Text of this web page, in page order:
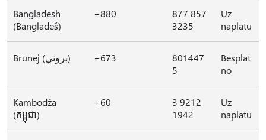
Bangladesh
(Bangladeš)
+880
877 857
3235
Uz
naplatu
Brunej (بروني) +673
801447
5
Besplat
no
Kambodža
(កម្ពុជា)
+60
3 9212
1942
Uz
naplatu